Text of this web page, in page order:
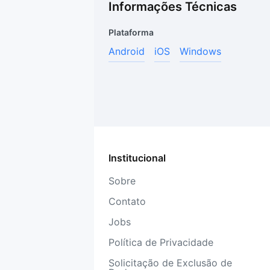
Informações Técnicas
Plataforma
Android iOS Windows
Institucional
Sobre
Contato
Jobs
Política de Privacidade
Solicitação de Exclusão de